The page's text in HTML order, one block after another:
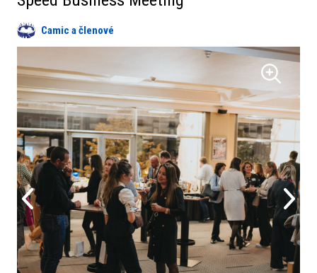
Partneři
​​Projekty
Členská sekce
Camic a členové